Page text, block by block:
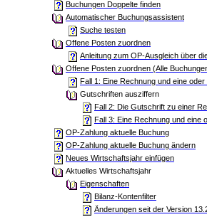
Buchungen Doppelte finden
Automatischer Buchungsassistent
Suche testen
Offene Posten zuordnen
Anleitung zum OP-Ausgleich über
Offene Posten zuordnen (Alle
Fall 1: Eine Rechnung und eine
Gutschriften ausziffern
Fall 2: Die Gutschrift zu einer
Fall 3: Eine Rechnung und eine
OP-Zahlung aktuelle Buchung
OP-Zahlung aktuelle Buchung ändern
Neues Wirtschaftsjahr einfügen
Aktuelles Wirtschaftsjahr
Eigenschaften
Bilanz-Kontenfilter
Änderungen seit der Version